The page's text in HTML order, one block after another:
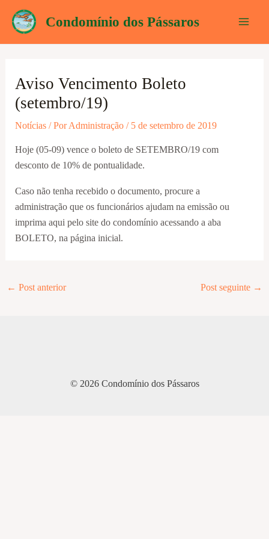
para
Condomínio dos Pássaros
Aviso Vencimento Boleto
(setembro/19)
Notícias / PorAdministração/ 5 de setembro de 2019
Hoje (05-09) vence o boleto de SETEMBRO/19 com
desconto de 10% de pontualidade.
Caso não tenha recebido o documento, procure a
administração que os funcionários ajudam na emissão ou
imprima aqui pelo site do condomínio acessando a aba
BOLETO, na página inicial.
Post
← Post anterior Post seguinte →
© 2026 Condomínio dos Pássaros